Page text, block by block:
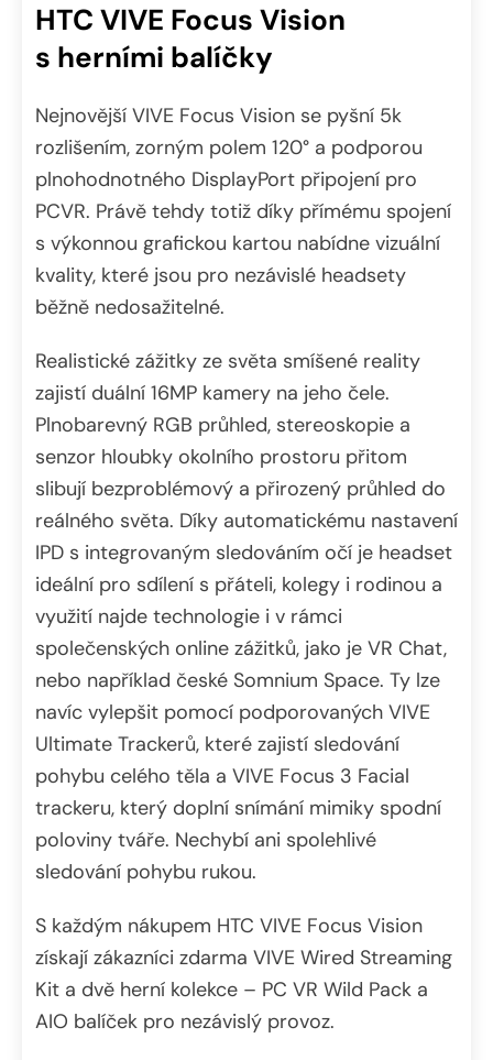
HTC VIVE Focus Vision
s herními balíčky
Nejnovější VIVE Focus Vision se pyšní 5k
rozlišením, zorným polem 120° a podporou
plnohodnotného DisplayPort připojení pro
PCVR. Právě tehdy totiž díky přímému spojení
s výkonnou grafickou kartou nabídne vizuální
kvality, které jsou pro nezávislé headsety
běžně nedosažitelné.
Realistické zážitky ze světa smíšené reality
zajistí duální 16MP kamery na jeho čele.
Plnobarevný RGB průhled, stereoskopie a
senzor hloubky okolního prostoru přitom
slibují bezproblémový a přirozený průhled do
reálného světa. Díky automatickému nastavení
IPD s integrovaným sledováním očí je headset
ideální pro sdílení s přáteli, kolegy i rodinou a
využití najde technologie i v rámci
společenských online zážitků, jako je VR Chat,
nebo například české Somnium Space. Ty lze
navíc vylepšit pomocí podporovaných VIVE
Ultimate Trackerů, které zajistí sledování
pohybu celého těla a VIVE Focus 3 Facial
trackeru, který doplní snímání mimiky spodní
poloviny tváře. Nechybí ani spolehlivé
sledování pohybu rukou.
S každým nákupem HTC VIVE Focus Vision
získají zákazníci zdarma VIVE Wired Streaming
Kit a dvě herní kolekce – PC VR Wild Pack a
AIO balíček pro nezávislý provoz.